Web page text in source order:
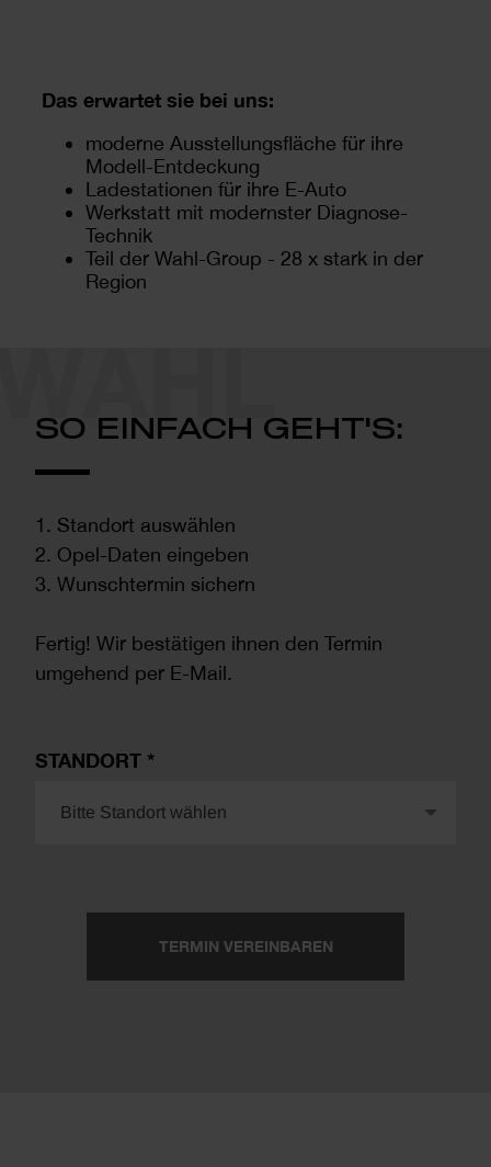
Das erwartet sie bei uns:
moderne Ausstellungsfläche für ihre
Modell-Entdeckung
Ladestationen für ihre E-Auto
Werkstatt mit modernster Diagnose-
Technik
Teil der Wahl-Group - 28 x stark in der
Region
SO EINFACH GEHT'S:
1. Standort auswählen
2. Opel-Daten eingeben
3. Wunschtermin sichern
Fertig! Wir bestätigen ihnen den Termin
umgehend per E-Mail.
STANDORT
Bitte Standort wählen
TERMIN VEREINBAREN